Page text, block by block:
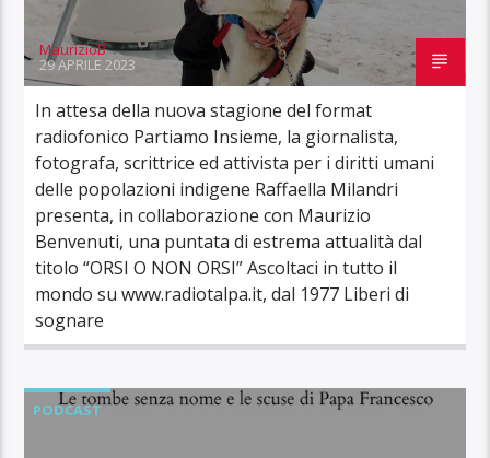
MaurizioB
29 APRILE 2023
In attesa della nuova stagione del format
radiofonico Partiamo Insieme, la giornalista,
fotografa, scrittrice ed attivista per i diritti umani
delle popolazioni indigene Raffaella Milandri
presenta, in collaborazione con Maurizio
Benvenuti, una puntata di estrema attualità dal
titolo “ORSI O NON ORSI” Ascoltaci in tutto il
mondo su www.radiotalpa.it, dal 1977 Liberi di
sognare
PODCAST